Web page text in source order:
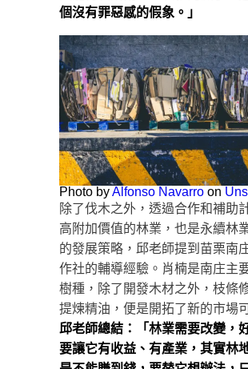
個沒有罪惡感的假象。」
Photo byAlfonso Navarro on
除了伐木之外，透過合作和補助
高附加價值的林業，也是永續林
的發展策略，邱老師提到苗栗南
作社的輔導經驗。肖楠是南庄主
樹種，除了開發木材之外，枝條
提煉精油，便是開拓了新的市場
邱老師總結：「林業需要改變，
要讓它有收益、有產業，其實林